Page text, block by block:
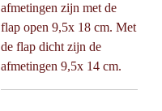
afmetingen zijn met de
flap open 9,5x 18 cm. Met
de flap dicht zijn de
afmetingen 9,5x 14 cm.